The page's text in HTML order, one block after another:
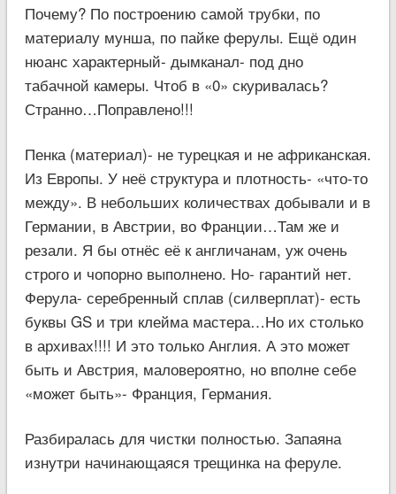
Почему? По построению самой трубки, по
материалу мунша, по пайке ферулы. Ещё один
нюанс характерный- дымканал- под дно
табачной камеры. Чтоб в «0» скуривалась?
Странно…Поправлено!!!
Пенка (материал)- не турецкая и не африканская.
Из Европы. У неё структура и плотность- «что-то
между». В небольших количествах добывали и в
Германии, в Австрии, во Франции…Там же и
резали. Я бы отнёс её к англичанам, уж очень
строго и чопорно выполнено. Но- гарантий нет.
Ферула- серебренный сплав (силверплат)- есть
буквы GS и три клейма мастера…Но их столько
в архивах!!!! И это только Англия. А это может
быть и Австрия, маловероятно, но вполне себе
«может быть»- Франция, Германия.
Разбиралась для чистки полностью. Запаяна
изнутри начинающаяся трещинка на феруле.